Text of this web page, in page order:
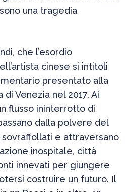
una tragedia
che l’esordio
cinese si intitoli
presentato alla
Venezia nel 2017. Ai
flusso ininterrotto di
dalla polvere del
e attraversano
inospitale, città
innevati per giungere
costruire un futuro. Il